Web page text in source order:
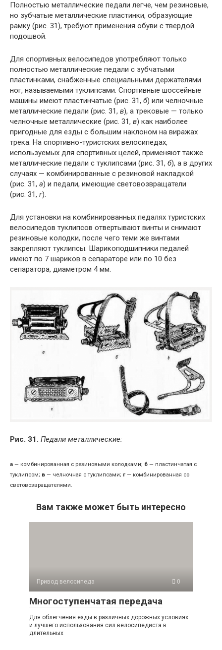
Полностью металлические педали легче, чем резиновые,
но зубчатые металлические пластинки, образующие
рамку (рис. 31), требуют применения обуви с твердой
подошвой.
Для спортивных велосипедов употребляют только
полностью металлические педали с зубчатыми
пластинками, снабженные специальными держателями
ног, называемыми туклипсами. Спортивные шоссейные
машины имеют пластинчатые (рис. 31, б) или челночные
металлические педали (рис. 31, в), а трековые — только
челночные металлические (рис. 31, в) как наиболее
пригодные для езды с большим наклоном на виражах
трека. На спортивно-туристских велосипедах,
используемых для спортивных целей, применяют также
металлические педали с туклипсами (рис. 31, б), а в других
случаях — комбинированные с резиновой накладкой
(рис. 31, а) и педали, имеющие световозвращатели
(рис. 31, г).
Для установки на комбинированных педалях туристских
велосипедов туклипсов отвертывают винты и снимают
резиновые колодки, после чего теми же винтами
закрепляют туклипсы. Шарикоподшипники педалей
имеют по 7 шариков в сепараторе или по 10 без
сепаратора, диаметром 4 мм.
Рис. 31. Педали металлические:
а — комбинированная с резиновыми колодками; б — пластинчатая с
туклипсом; в — челночная с туклипсами; г — комбинированная со
световозвращателями.
Вам также может быть интересно
Привод велосипеда 0
Многоступенчатая передача
Для облегчения езды в различных дорожных условиях
и лучшего использования сил велосипедиста в
длительных